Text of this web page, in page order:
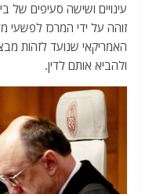
עינויים ושישה סעיפים של
זוהה על ידי המרכז לפשעי
האמריקאי שנועד לזהות
ולהביא אותם לדין.